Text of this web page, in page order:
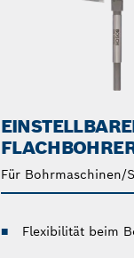
Für Bohrmaschinen/
Flexibilität beim